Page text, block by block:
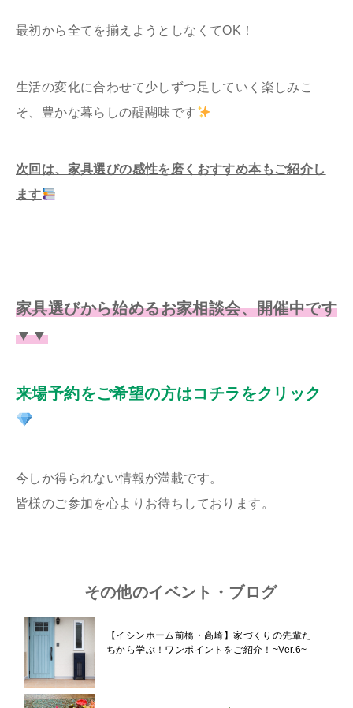
最初から全てを揃えようとしなくてOK！
生活の変化に合わせて少しずつ足していく楽しみこ
そ、豊かな暮らしの醍醐味です
次回は、家具選びの感性を磨くおすすめ本もご紹介し
ます
家具選びから始めるお家相談会、開催中です
▼▼
来場予約をご希望の方はコチラをクリック
今しか得られない情報が満載です。
皆様のご参加を心よりお待ちしております。
その他のイベント・ブログ
【イシンホーム前橋・高崎】家づくりの先輩た
ちから学ぶ！ワンポイントをご紹介！~Ver.6~